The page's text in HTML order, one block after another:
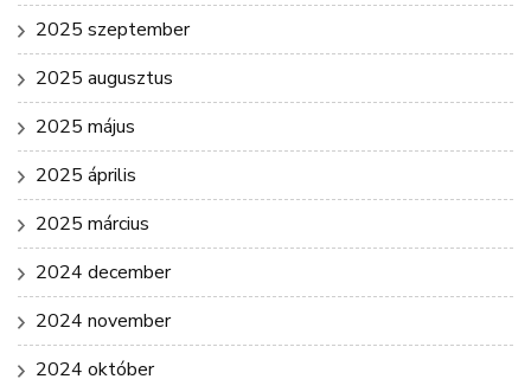
2025 szeptember
2025 augusztus
2025 május
2025 április
2025 március
2024 december
2024 november
2024 október